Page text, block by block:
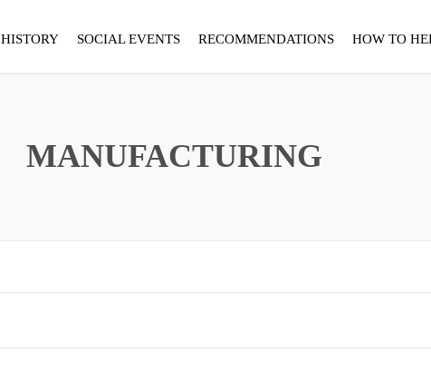
HISTORY SOCIAL EVENTS RECOMMENDATIONS HOW TO
MANUFACTURING